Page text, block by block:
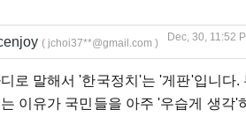
( jchoi37**@gmail.com ) Dec, 30, 11:52
로 말해서 '한국정치'는 '게판'입니다
이유가 국민들을 아주 '우습게 생각'